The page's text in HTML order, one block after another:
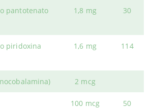
pantotenato
1,8 mg 30
piridoxina
1,6 mg 114
2 mcg
100 mcg 50